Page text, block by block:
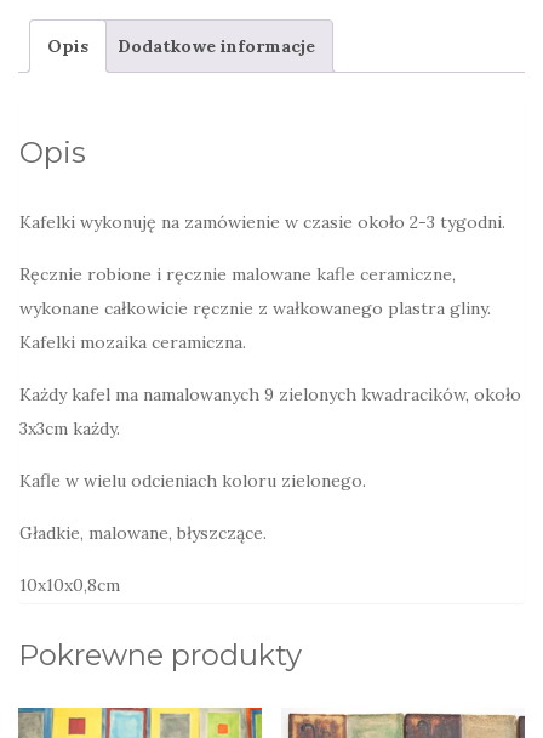
mozaika
Opis Dodatkowe informacje
Opis
Kafelki wykonuję na zamówienie w czasie około 2-3 tygodni.
Ręcznie robione i ręcznie malowane kafle ceramiczne,
wykonane całkowicie ręcznie z wałkowanego plastra gliny.
Kafelki mozaika ceramiczna.
Każdy kafel ma namalowanych 9 zielonych kwadracików, około
3x3cm każdy.
Kafle w wielu odcieniach koloru zielonego.
Gładkie, malowane, błyszczące.
10x10x0,8cm
Pokrewne produkty